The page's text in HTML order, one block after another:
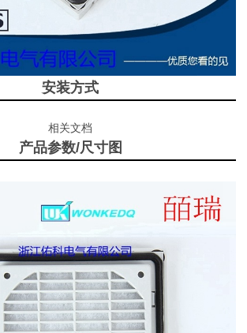
安装方式
相关文档
产品参数/尺寸图